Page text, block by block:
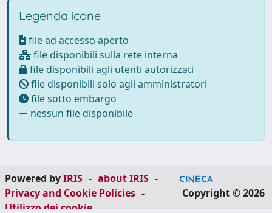
Legenda icone
file ad accesso aperto
file disponibili sulla rete interna
file disponibili agli utenti autorizzati
file disponibili solo agli amministratori
file sotto embargo
nessun file disponibile
Powered byIRIS - about IRIS -
Privacy and Cookie Policies -
Utilizzo dei cookie
Copyright © 2026